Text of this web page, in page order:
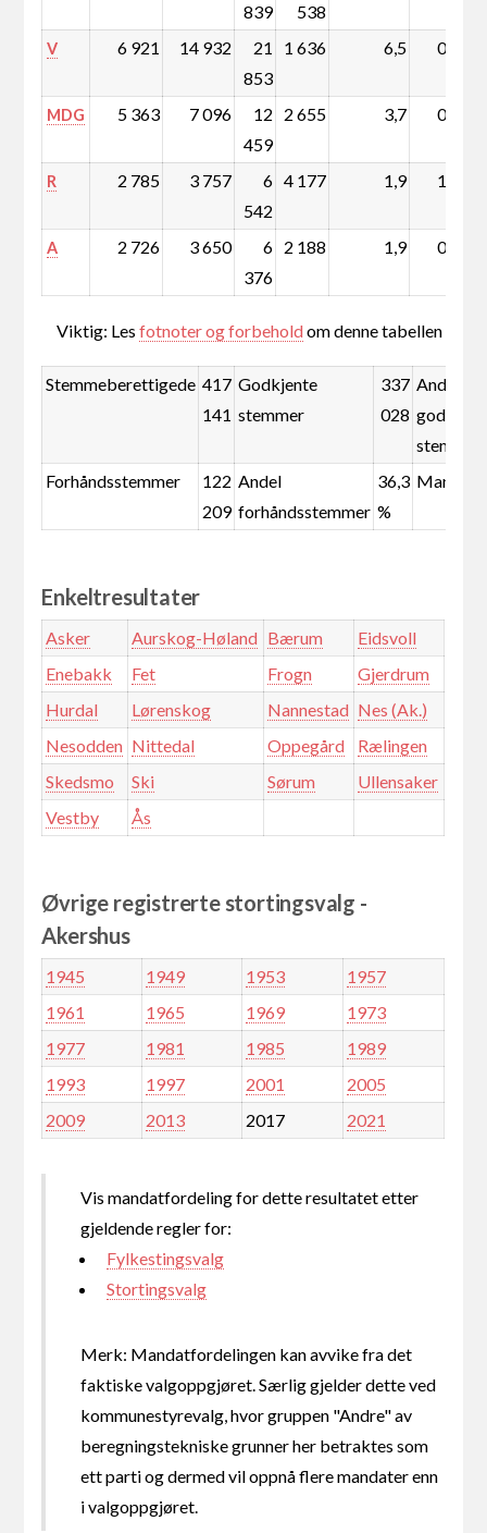
839
538
V 6 921 14 932
21
853
1 636 6,5 0,2
MDG 5 363 7 096
12
459
2 655 3,7 0,6
R 2 785 3 757
6
542
4 177 1,9 1,2
A 2 726 3 650
6
376
2 188 1,9 0,6
Viktig: Lesfotnoter og forbeholdom denne tabellen
Stemmeberettigede 417
141
Godkjente
stemmer
337
028
Andel
stemmer
Forhåndsstemmer
122
209
Andel
forhåndsstemmer
36,3
%
Enkeltresultater
Asker Aurskog-Høland Bærum
Eidsvoll
Enebakk
Fet Frogn
Gjerdrum
Hurdal
Lørenskog Nannestad Nes (Ak.)
Nesodden Nittedal Oppegård
Rælingen
Skedsmo
Ski Sørum
Ullensaker
Vestby
Ås
Øvrige registrerte stortingsvalg -
Akershus
1945 1949 1953
1957
1961
1965 1969
1973
1977
1981 1985
1989
1993
1997 2001
2005
2009
2013 2017 2021
Vis mandatfordeling for dette resultatet etter
gjeldende regler for:
Fylkestingsvalg
Stortingsvalg
Merk: Mandatfordelingen kan avvike fra det
faktiske valgoppgjøret. Særlig gjelder dette ved
kommunestyrevalg, hvor gruppen "Andre" av
beregningstekniske grunner her betraktes som
ett parti og dermed vil oppnå flere mandater enn
i valgoppgjøret.